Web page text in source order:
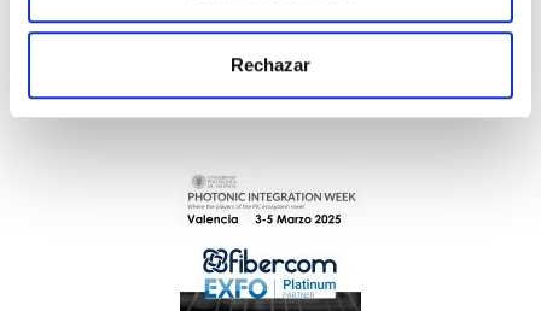
Rechazar
congreso,feria
– – P I W 2025 – – Valencia 3-5 Marzo